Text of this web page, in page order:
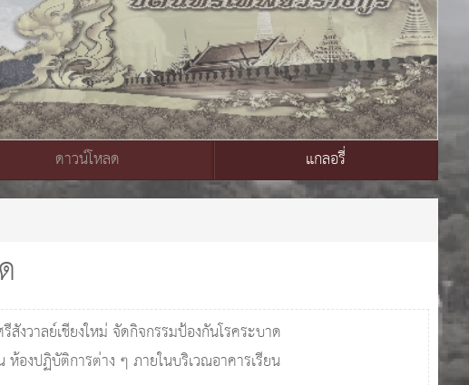
ดาวน์โหลด แกลอรี่
งวาลย์เชียงใหม่ จัดกิจกรรมป้องกันโรคระบาด
องปฏิบัติการต่าง ๆ ภายในบริเวณอาคารเรียน